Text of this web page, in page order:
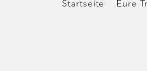
Startseite Eure